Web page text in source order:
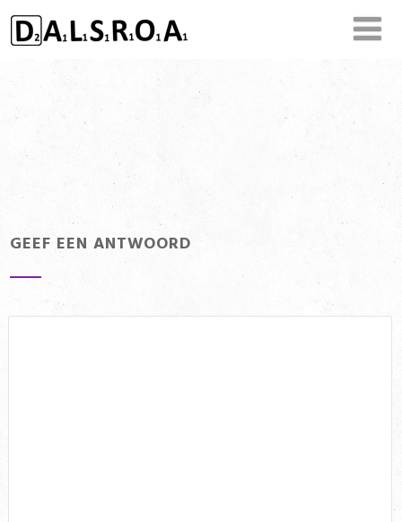
GEEF EEN ANTWOORD